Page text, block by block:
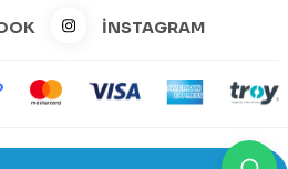
İNSTAGRAM
Tüm Hakları Saklıdır.